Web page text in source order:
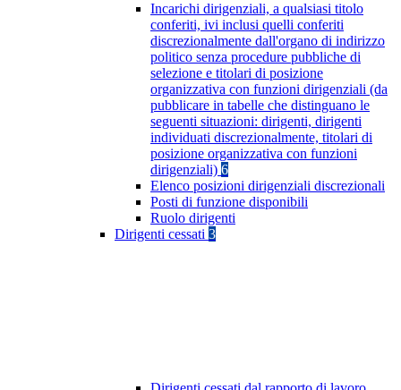
Incarichi dirigenziali, a qualsiasi titolo
conferiti, ivi inclusi quelli conferiti
discrezionalmente dall'organo di indirizzo
politico senza procedure pubbliche di
selezione e titolari di posizione
organizzativa con funzioni dirigenziali (da
pubblicare in tabelle che distinguano le
seguenti situazioni: dirigenti, dirigenti
individuati discrezionalmente, titolari di
posizione organizzativa con funzioni
dirigenziali) 6
Elenco posizioni dirigenziali discrezionali
Posti di funzione disponibili
Ruolo dirigenti
Dirigenti cessati 3